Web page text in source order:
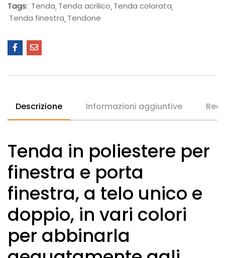
Tags: Tenda Tenda acrilico Tenda colorata
Tenda finestra Tendone
Descrizione Informazioni aggiuntive
Tenda in poliestere per
finestra e porta
finestra, a telo unico e
doppio, in vari colori
per abbinarla